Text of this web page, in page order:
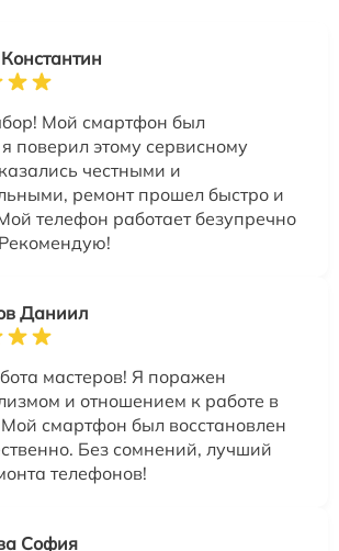
Мой смартфон был
поверил этому сервисному
честными и
ремонт прошел быстро и
телефон работает безупречно
Даниил
мастеров! Я поражен
и отношением к работе в
Мой смартфон был восстановлен
Без сомнений, лучший
телефонов!
София